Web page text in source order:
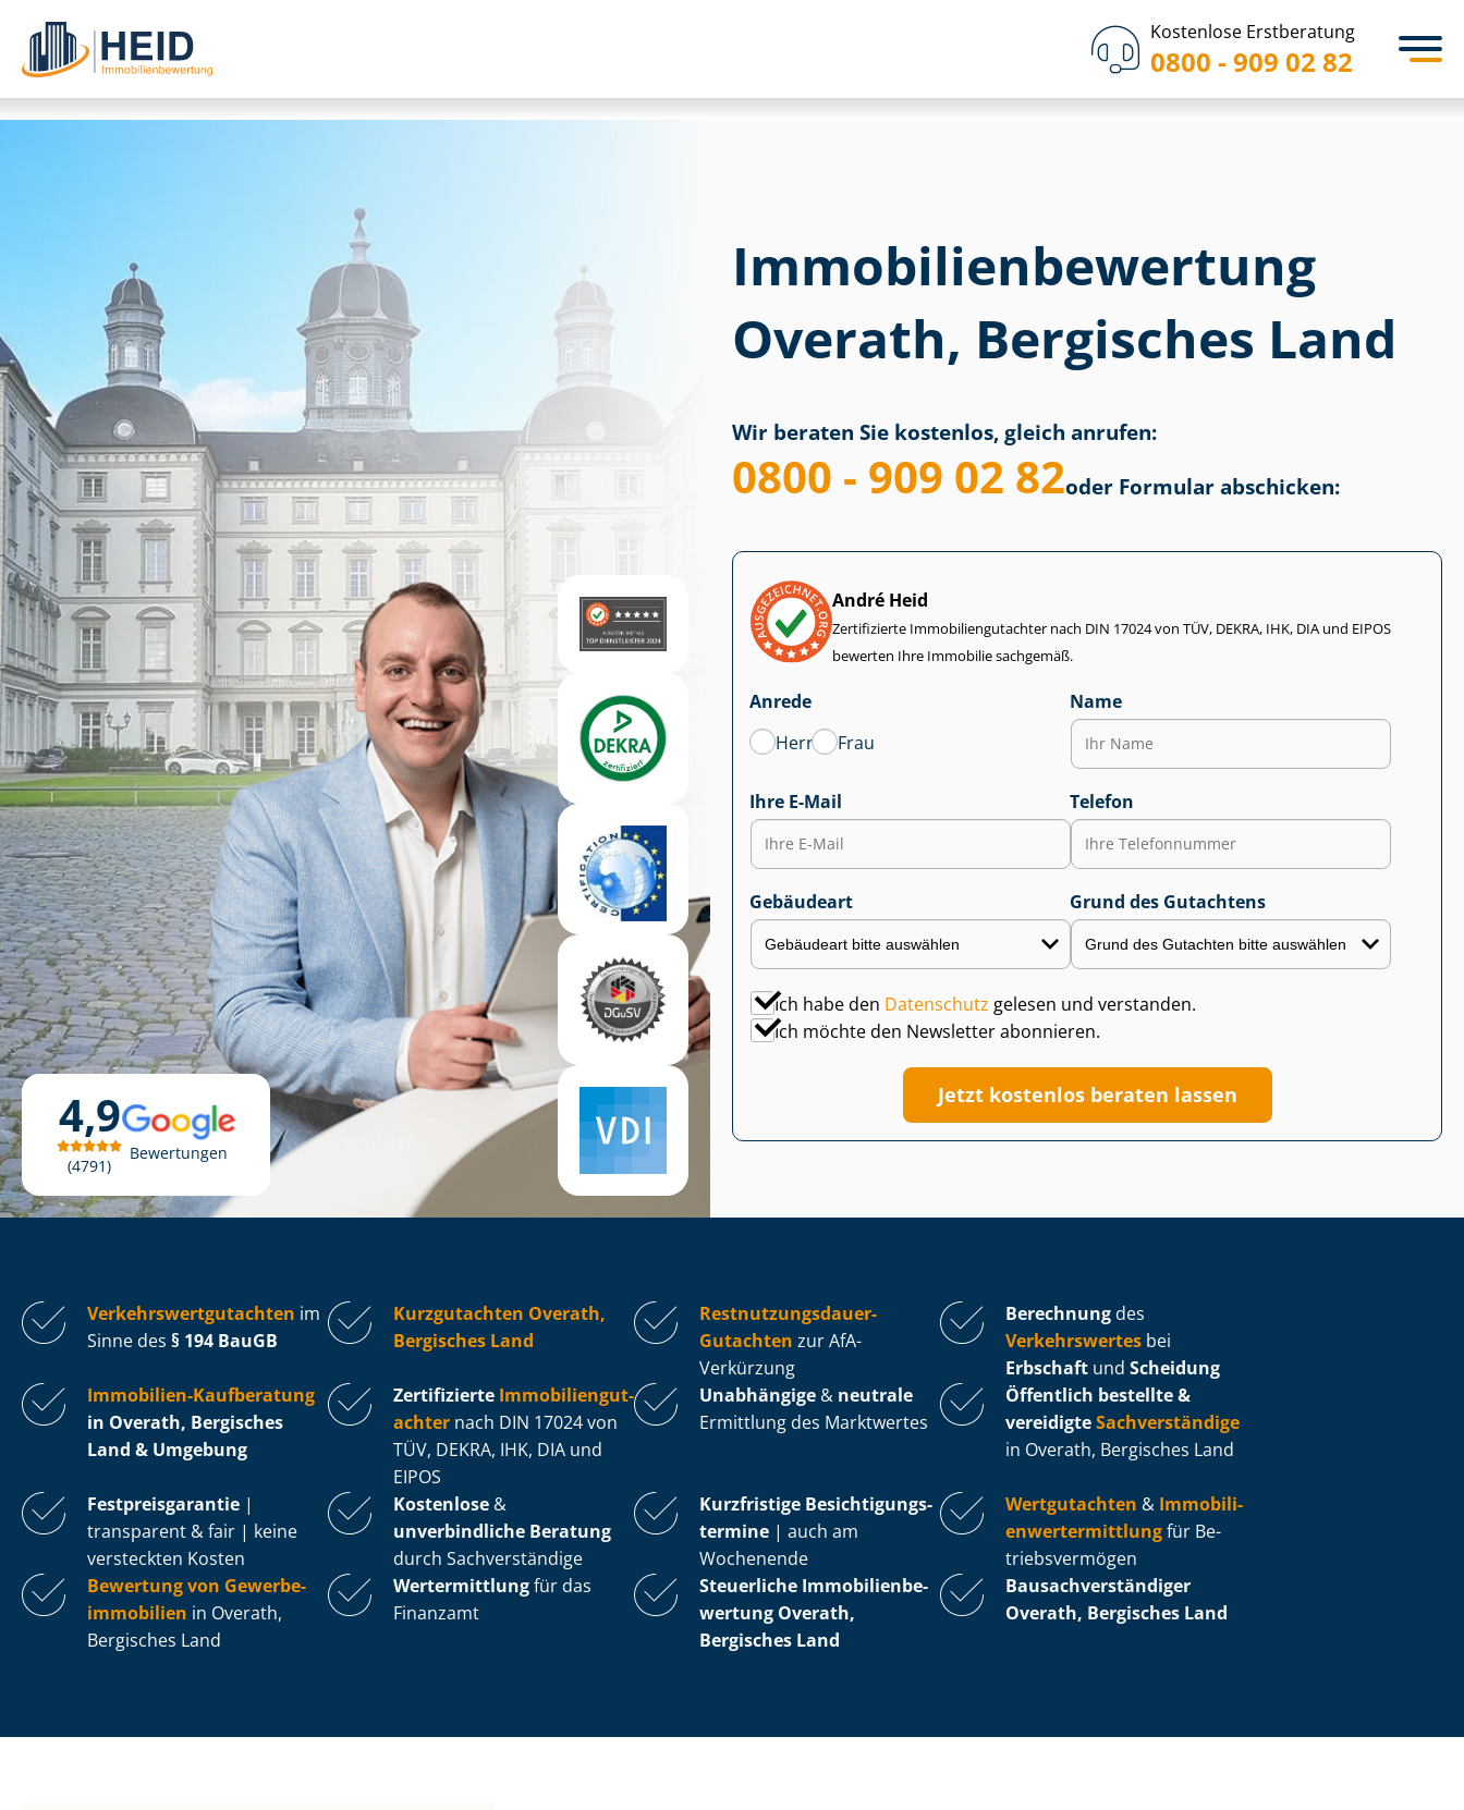
Kostenlose Erstberatung
0800 - 909 02 82
4,9
4791
Bewertungen
Immobilien­bewertung
Overath, Bergisches Land
Wir beraten Sie kostenlos, gleich anrufen:
0800 - 909 02 82oder Formular abschicken:
André Heid
Zertifizierte Im­mo­bi­li­en­gut­ach­ter nach DIN 17024 von TÜV, DEKRA, IHK, DIA und EIPOS
bewerten Ihre Immobilie sachgemäß.
Anrede
Herr
Frau
Name
Ihre E-Mail Telefon
Gebäudeart Grund des Gutachtens
Ich habe den Datenschutz gelesen und verstanden.
Ich möchte den Newsletter abonnieren.
Jetzt kostenlos beraten lassen
Ver­kehrs­wert­gut­ach­ten im
Sinne des § 194 BauGB
Kurzgutachten Overath,
Bergisches Land
Rest­nut­zungs­dau­er-
Gutachten zur AfA-
Verkürzung
Berechnung des
Verkehrswertes bei
Erbschaft und Scheidung
Immobilien-Kaufberatung
in Overath, Bergisches
Land & Umgebung
Zertifizierte Im­mo­bi­li­en­gut­
ach­ter nach DIN 17024 von
TÜV, DEKRA, IHK, DIA und
EIPOS
Unabhängige & neutrale
Ermittlung des Marktwertes
Öffentlich bestellte &
vereidigteSachverständige
in Overath, Bergisches Land
Fest­preis­ga­ran­tie |
transparent & fair | keine
versteckten Kosten
Kostenlose &
unverbindliche Beratung
durch Sachverständige
Kurzfristige Be­sich­ti­gungs­
ter­mi­ne | auch am
Wochenende
Wertgutachten & Im­mo­bi­li­
en­wert­ermitt­lungfür Be­
triebs­ver­mö­gen
Bewertung von Ge­wer­be­
im­mo­bi­li­en in Overath,
Bergisches Land
Wertermittlungfür das
Finanzamt
Steuerliche Im­mo­bi­li­en­be­
wer­tung Overath,
Bergisches Land
Bau­sach­ver­stän­di­ger
Overath, Bergisches Land